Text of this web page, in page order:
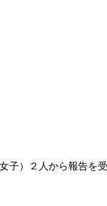
子）２人から報告を受